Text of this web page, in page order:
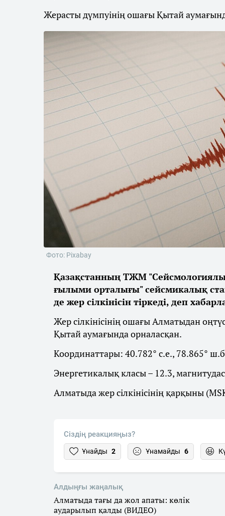
Жерасты дүмпуінің ошағы Қытай
Фото: Pixabay
Қазақстанның ТЖМ
ғылыми орталығы" сейсмикалық
де жер сілкінісін тіркеді, деп
Жер сілкінісінің ошағы Алматыдан
Қытай аумағында орналасқан.
Координаттары: 40.782° с.е., 78.865°
Энергетикалық класы – 12.3,
Алматыда жер сілкінісінің қарқыны
Сіздің реакцияңыз?
Ұнайды 2 Ұнамайды 6
Алдыңғы жаңалық
Алматыда тағы да жол апаты: көлік
аударылып қалды (ВИДЕО)